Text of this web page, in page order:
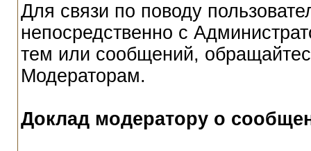
Для связи по поводу
непосредственно с
тем или сообщений,
Модераторам.
Доклад модератору о